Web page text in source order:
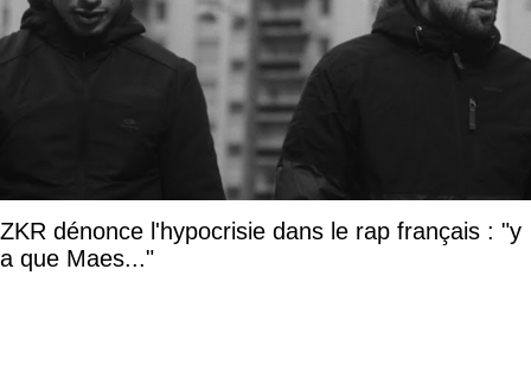
ZKR dénonce l'hypocrisie dans le rap français : "y
a que Maes..."